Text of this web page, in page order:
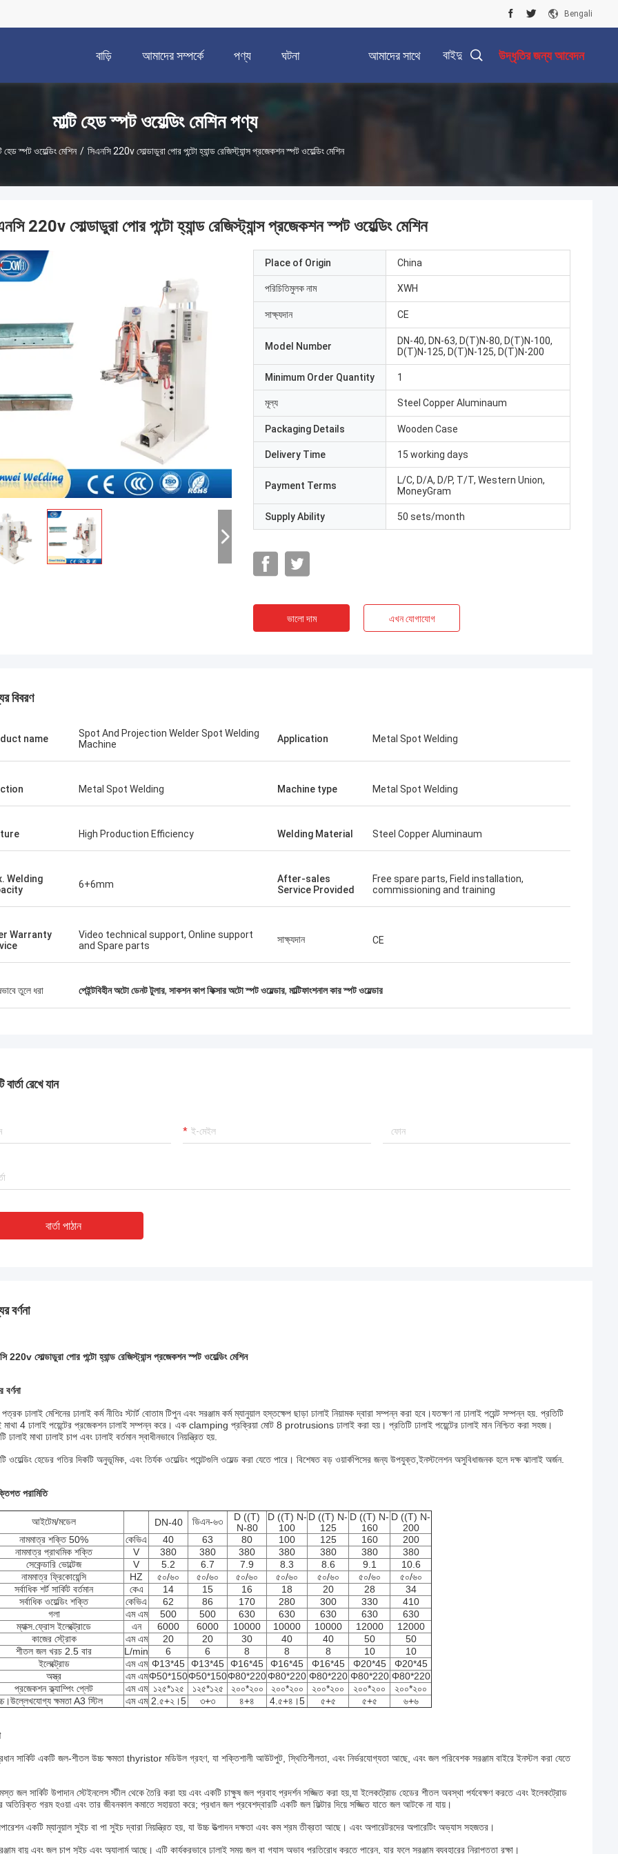
Bengali
বাড়ি আমাদের সম্পর্কে পণ্য ঘটনা আমাদের সাথে বাইদু উদ্ধৃতির জন্য আবেদন
মাল্টি হেড স্পট ওয়েল্ডিং মেশিন পণ্য
হেড স্পট ওয়েল্ডিং মেশিন / সিএনসি 220v সোল্ডাডুরা পোর পন্টো হ্যান্ড রেজিস্ট্যান্স প্রজেকশন স্পট ওয়েল্ডিং মেশিন
হয়েছে।
পৃষ্ঠটি মসৃণ,
এবং টেকসই।
পোল্যান্ড থেকে ক্রিস চুরচাক
নির্দিষ্ট উদাহরণ বা আরও কাস্টমাইজেশনের প্রয়োজন হয়, তাহলে
220v সোল্ডাডুরা পোর পন্টো হ্যান্ড রেজিস্ট্যান্স প্রজেকশন স্পট ওয়েল্ডিং মেশিন
Place of Origin China
পরিচিতিমুলক নাম XWH
সাক্ষ্যদান CE
Model Number
DN-40, DN-63, D(T)N-80, D(T)N-100,
D(T)N-125, D(T)N-125, D(T)N-200
Minimum Order Quantity 1
মূল্য Steel Copper Aluminaum
Packaging Details Wooden Case
Delivery Time 15 working days
Payment Terms
L/C, D/A, D/P, T/T, Western Union,
MoneyGram
Supply Ability 50 sets/month
ভালো দাম এখন যোগাযোগ
বিবরণ
name
Spot And Projection Welder Spot Welding
Machine
Application Metal Spot Welding
Metal Spot Welding Machine type Metal Spot Welding
High Production Efficiency Welding Material Steel Copper Aluminaum
Welding
6+6mm
After-sales
Service Provided
Free spare parts, Field installation,
commissioning and training
Warranty
Video technical support, Online support
and Spare parts
সাক্ষ্যদান CE
তুলে ধরা পেইন্টবিহীন অটো ডেনট টুলার, সাকশন কাপ ফিক্সার অটো স্পট ওয়েল্ডার, মাল্টিফাংশনাল কার স্পট ওয়েল্ডার
বার্তা রেখে যান
বার্তা পাঠান
বর্ণনা
220v সোল্ডাডুরা পোর পন্টো হ্যান্ড রেজিস্ট্যান্স প্রজেকশন স্পট ওয়েল্ডিং মেশিন
বর্ণনা
ঢালাই মেশিনের ঢালাই কর্ম নীতিঃ স্টার্ট বোতাম টিপুন এবং সরঞ্জাম কর্ম ম্যানুয়াল হস্তক্ষেপ ছাড়া ঢালাই নিয়ামক দ্বারা সম্পন্ন করা হবে।যতক্ষণ না ঢালাই পয়েন্ট সম্পন্ন হয়. প্রতিটি
মাথা 4 ঢালাই পয়েন্টের প্রজেকশন ঢালাই সম্পন্ন করে। এক clamping প্রক্রিয়া মোট 8 protrusions ঢালাই করা হয়। প্রতিটি ঢালাই পয়েন্টের ঢালাই মান নিশ্চিত করা সহজ।
ঢালাই মাথা ঢালাই চাপ এবং ঢালাই বর্তমান স্বাধীনভাবে নিয়ন্ত্রিত হয়.
ওয়েল্ডিং হেডের গতির দিকটি অনুভূমিক, এবং তির্যক ওয়েল্ডিং পয়েন্টগুলি ওয়েল্ড করা যেতে পারে। বিশেষত বড় ওয়ার্কপিসের জন্য উপযুক্ত,ইনস্টলেশন অসুবিধাজনক হলে দক্ষ ঝালাই অর্জন.
পরামিতি
আইটেম/মডেল DN-40 ডিএন-৬৩
D ((T)
N-80
D ((T) N-
100
D ((T) N-
125
D ((T) N-
160
D ((T) N-
200
নামমাত্র শক্তি 50%
কেভিএ 40 63 80 100 125 160
200
নামমাত্র প্রাথমিক শক্তি
V 380 380 380 380 380 380
380
সেকেন্ডারি ভোল্টেজ
V 5.2 6.7 7.9 8.3 8.6 9.1
10.6
নামমাত্র ফ্রিকোয়েন্সি
HZ ৫০/৬০ ৫০/৬০ ৫০/৬০ ৫০/৬০ ৫০/৬০ ৫০/৬০
৫০/৬০
সর্বাধিক শর্ট সার্কিট বর্তমান
কেএ 14 15 16 18 20 28
34
সর্বাধিক ওয়েল্ডিং শক্তি
কেভিএ 62 86 170 280 300 330
410
গলা
এম এম 500 500 630 630 630 630
630
ম্যাক্স.ফ্রোস ইলেক্ট্রোডে
এন 6000 6000 10000 10000 10000 12000
12000
কাজের স্ট্রোক
এম এম 20 20 30 40 40 50
50
শীতল জল খরচ 2.5 বার
L/min 6 6 8 8 8 10
10
ইলেক্ট্রোড
এম এম Φ13*45 Φ13*45 Φ16*45 Φ16*45 Φ16*45 Φ20*45
Φ20*45
অস্ত্র
এম এমΦ50*150Φ50*150Φ80*220Φ80*220 Φ80*220 Φ80*220 Φ80*220
প্রজেকশন ক্ল্যাম্পিং প্লেট
এম এম ১২৫*১২৫ ১২৫*১২৫ ২০০*২০০ ২০০*২০০ ২০০*২০০ ২০০*২০০
২০০*২০০
ক্ষমতাA3 স্টিল এম এম 2.৫+২।5 ৩+৩ ৪+৪ 4.৫+৪।5 ৫+৫ ৫+৫ ৬+৬
সার্কিট একটি জল-শীতল উচ্চ ক্ষমতা thyristor মডিউল গ্রহণ, যা শক্তিশালী আউটপুট, স্থিতিশীলতা, এবং নির্ভরযোগ্যতা আছে, এবং জল পরিবেশক সরঞ্জাম বাইরে ইনস্টল করা যেতে
জল সার্কিট উপাদান স্টেইনলেস স্টীল থেকে তৈরি করা হয় এবং একটি চাক্ষুষ জল প্রবাহ প্রদর্শন সজ্জিত করা হয়,যা ইলেকট্রোড হেডের শীতল অবস্থা পর্যবেক্ষণ করতে এবং ইলেকট্রোড
অতিরিক্ত গরম হওয়া এবং তার জীবনকাল কমাতে সহায়তা করে; প্রধান জল প্রবেশদ্বারটি একটি জল ফিল্টার দিয়ে সজ্জিত যাতে জল আটকে না যায়।
একটি ম্যানুয়াল সুইচ বা পা সুইচ দ্বারা নিয়ন্ত্রিত হয়, যা উচ্চ উত্পাদন দক্ষতা এবং কম শ্রম তীব্রতা আছে। এবং অপারেটরদের অপারেটিং অভ্যাস সহজতর।
বায়ু এবং জল চাপ সুইচ এবং অ্যালার্ম আছে। এটি কার্যকরভাবে ঢালাই সময় জল বা গ্যাস অভাব প্রতিরোধ করতে পারেন, যার ফলে সরঞ্জাম ব্যবহারের নিরাপত্তা রক্ষা।